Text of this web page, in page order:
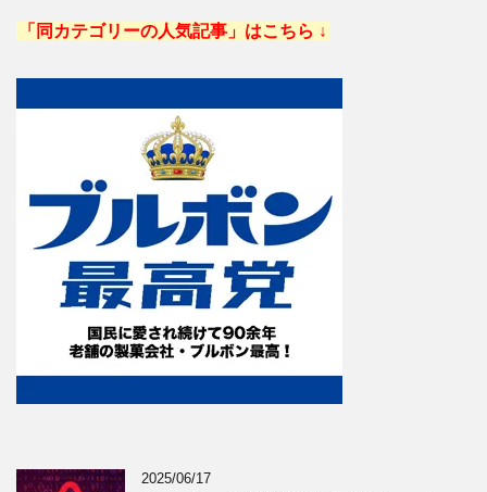
「同カテゴリーの人気記事」はこちら ↓
2025/06/17